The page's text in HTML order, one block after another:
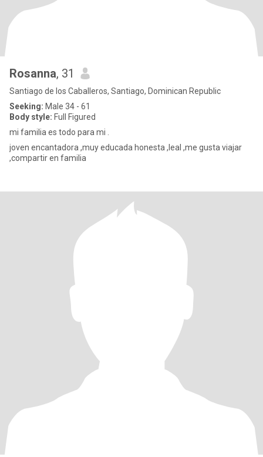
Rosanna, 31
Santiago de los Caballeros, Santiago, Dominican Republic
Seeking: Male 34 - 61
Body style: Full Figured
mi familia es todo para mi .
joven encantadora ,muy educada honesta ,leal ,me gusta viajar
,compartir en familia